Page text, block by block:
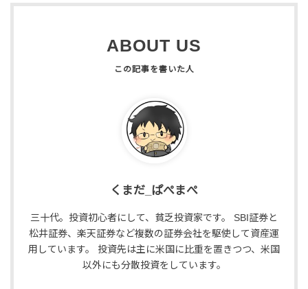
ABOUT US
くまだ_ぱぺまぺ
三十代。投資初心者にして、貧乏投資家です。 SBI証券と
松井証券、楽天証券など複数の証券会社を駆使して資産運
用しています。 投資先は主に米国に比重を置きつつ、米国
以外にも分散投資をしています。